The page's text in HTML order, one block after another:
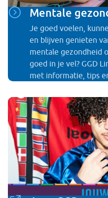
Mentale
Je goed voelen,
en blijven genieten
mentale gezondheid
goed in je vel? GGD
met informatie, tips